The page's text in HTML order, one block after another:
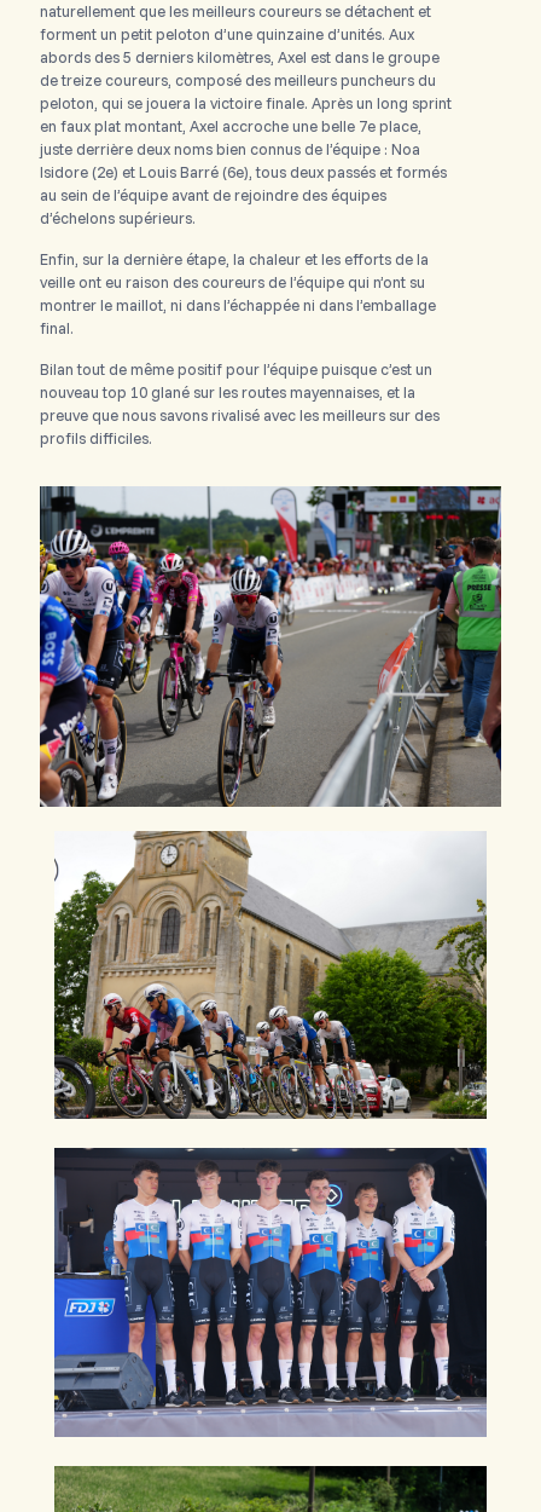
naturellement que les meilleurs coureurs se détachent et
forment un petit peloton d’une quinzaine d’unités. Aux
abords des 5 derniers kilomètres, Axel est dans le groupe
de treize coureurs, composé des meilleurs puncheurs du
peloton, qui se jouera la victoire finale. Après un long sprint
en faux plat montant, Axel accroche une belle 7e place,
juste derrière deux noms bien connus de l’équipe : Noa
Isidore (2e) et Louis Barré (6e), tous deux passés et formés
au sein de l’équipe avant de rejoindre des équipes
d’échelons supérieurs.
Enfin, sur la dernière étape, la chaleur et les efforts de la
veille ont eu raison des coureurs de l’équipe qui n’ont su
montrer le maillot, ni dans l’échappée ni dans l’emballage
final.
Bilan tout de même positif pour l’équipe puisque c’est un
nouveau top 10 glané sur les routes mayennaises, et la
preuve que nous savons rivalisé avec les meilleurs sur des
profils difficiles.